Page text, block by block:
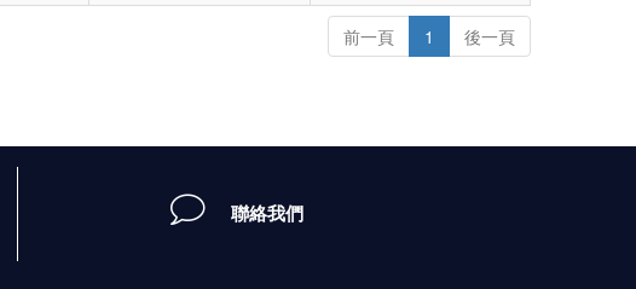
前一頁 1 後一頁
聯絡我們